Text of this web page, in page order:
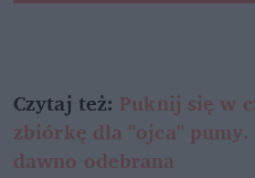
Czytaj też: Puknij się w
zbiórkę dla "ojca"
dawno odebrana